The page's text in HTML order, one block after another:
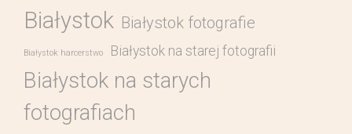
Białystok Białystok fotografie
Białystok harcerstwo Białystok na starej fotografii
Białystok na starych
fotografiach